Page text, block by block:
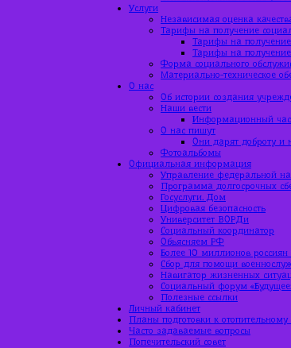
Услуги
Независимая оценка
Тарифы на получение
Тарифы на
Тарифы на
Форма социального
Материально-техническое
О нас
Об истории создания
Наши вести
Информационный час
О нас пишут
Они дарят доброту и
Фотоальбомы
Официальная информация
Управление федеральной
Программа долгосрочных
Госуслуги. Дом
Цифровая безопасность
Университет ВОРДи
Социальный координатор
Объясняем РФ
Более 10 миллионов
Сбор для помощи
Навигатор жизненных
Социальный форум
Полезные ссылки
Личный кабинет
Планы подготовки к отопительному
Часто задаваемые вопросы
Попечительский совет